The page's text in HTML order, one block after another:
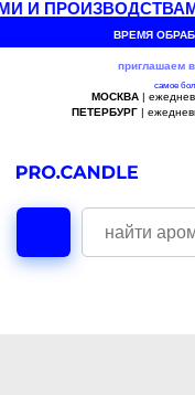
И
ВРЕМЯ
приглашаем
самое
МОСКВА|
ПЕТЕРБУРГ|